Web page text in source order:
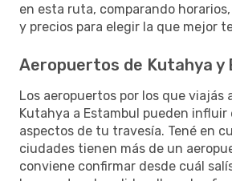
en esta ruta, comparando
y precios para elegir la que mejor
Aeropuertos de Kutahya y
Los aeropuertos por los que viajás
Kutahya a Estambul pueden influir
aspectos de tu travesía. Tené en
ciudades tienen más de un
conviene confirmar desde cuál